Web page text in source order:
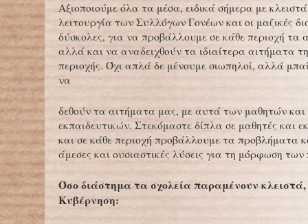
Αξιοποιούμε όλα τα μέσα, ειδικά σήμερα με
λειτουργία των Συλλόγων Γονέων και οι μαζικές
δύσκολες, για να προβάλλουμε σε κάθε περιοχή τα
αλλά και να αναδειχθούν τα ιδιαίτερα αιτήματα
περιοχής. Όχι απλά δε μένουμε σιωπηλοί, αλλά
να
δεθούν τα αιτήματα μας, με αυτά των μαθητών
εκπαιδευτικών. Στεκόμαστε δίπλα σε μαθητές και
και σε κάθε περιοχή προβάλλουμε τα προβλήματα
άμεσες και ουσιαστικές λύσεις για τη μόρφωση
Όσο διάστημα τα σχολεία παραμένουν κλειστά,
Κυβέρνηση: